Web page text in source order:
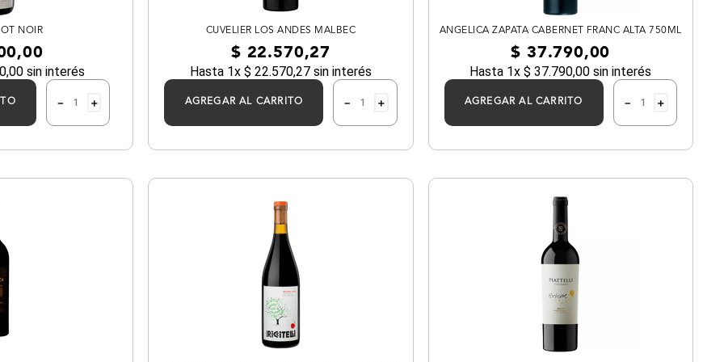
NOIR
,00
,00sin interés
＋
－
CUVELIER LOS ANDES MALBEC
$ 22.570,27
Hasta 1x $ 22.570,27sin interés
AGREGAR AL CARRITO ＋
－
ANGELICA ZAPATA CABERNET FRANC ALTA 750ML
$ 37.790,00
Hasta 1x$ 37.790,00 sin interés
AGREGAR AL CARRITO ＋
－